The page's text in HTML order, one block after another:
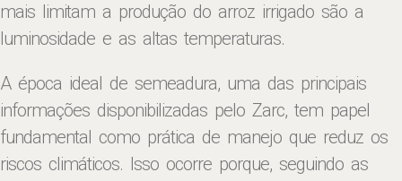
mais limitam a produção do arroz irrigado são a
luminosidade e as altas temperaturas.
A época ideal de semeadura, uma das principais
informações disponibilizadas pelo Zarc, tem papel
fundamental como prática de manejo que reduz os
riscos climáticos. Isso ocorre porque, seguindo as